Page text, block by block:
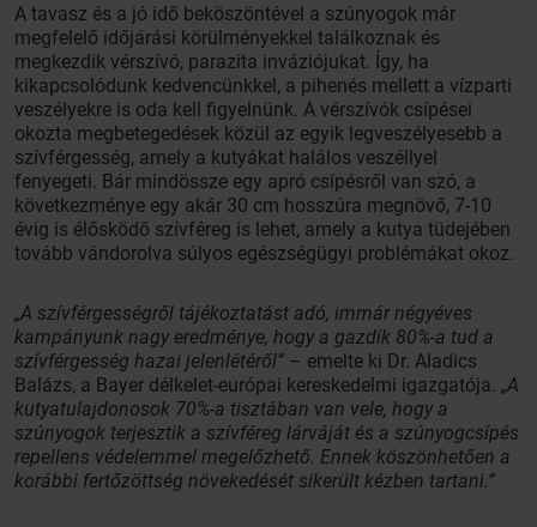
A tavasz és a jó idő beköszöntével a szúnyogok már
megfelelő időjárási körülményekkel találkoznak és
megkezdik vérszívó, parazita inváziójukat. Így, ha
kikapcsolódunk kedvencünkkel, a pihenés mellett a vízparti
veszélyekre is oda kell figyelnünk. A vérszívók csípései
okozta megbetegedések közül az egyik legveszélyesebb a
szívférgesség, amely a kutyákat halálos veszéllyel
fenyegeti. Bár mindössze egy apró csípésről van szó, a
következménye egy akár 30 cm hosszúra megnövő, 7-10
évig is élősködő szívféreg is lehet, amely a kutya tüdejében
tovább vándorolva súlyos egészségügyi problémákat okoz.
„A szívférgességről tájékoztatást adó, immár négyéves
kampányunk nagy eredménye, hogy a gazdik 80%-a tud a
szívférgesség hazai jelenlétéről” – emelte ki Dr. Aladics
Balázs, a Bayer délkelet-európai kereskedelmi igazgatója. „A
kutyatulajdonosok 70%-a tisztában van vele, hogy a
szúnyogok terjesztik a szívféreg lárváját és a szúnyogcsípés
repellens védelemmel megelőzhető. Ennek köszönhetően a
korábbi fertőzöttség növekedését sikerült kézben tartani.”